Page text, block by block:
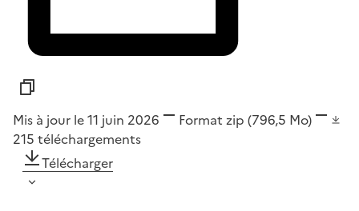
Mis à jour le 11 juin 2026 Format zip (796,5 Mo)
215 téléchargements
Télécharger